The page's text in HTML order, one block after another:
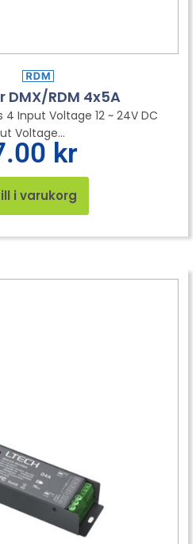
DMX/RDM 4x5A
Input Voltage 12 ~ 24V DC
Voltage...
kr
i varukorg